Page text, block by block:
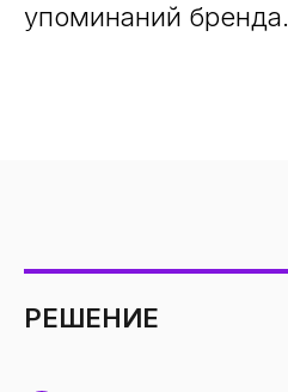
упоминаний бренда.
РЕШЕНИЕ